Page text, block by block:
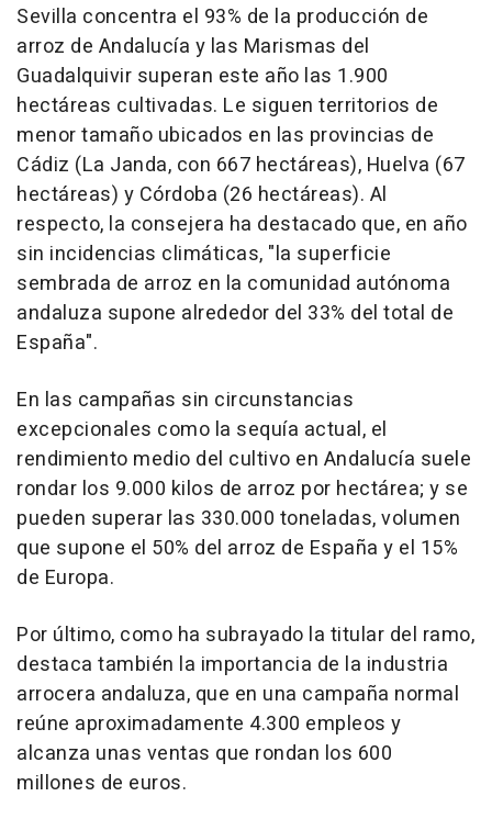
Sevilla concentra el 93% de la producción de
arroz de Andalucía y las Marismas del
Guadalquivir superan este año las 1.900
hectáreas cultivadas. Le siguen territorios de
menor tamaño ubicados en las provincias de
Cádiz (La Janda, con 667 hectáreas), Huelva (67
hectáreas) y Córdoba (26 hectáreas). Al
respecto, la consejera ha destacado que, en año
sin incidencias climáticas, "la superficie
sembrada de arroz en la comunidad autónoma
andaluza supone alrededor del 33% del total de
España".
En las campañas sin circunstancias
excepcionales como la sequía actual, el
rendimiento medio del cultivo en Andalucía suele
rondar los 9.000 kilos de arroz por hectárea; y se
pueden superar las 330.000 toneladas, volumen
que supone el 50% del arroz de España y el 15%
de Europa.
Por último, como ha subrayado la titular del ramo,
destaca también la importancia de la industria
arrocera andaluza, que en una campaña normal
reúne aproximadamente 4.300 empleos y
alcanza unas ventas que rondan los 600
millones de euros.